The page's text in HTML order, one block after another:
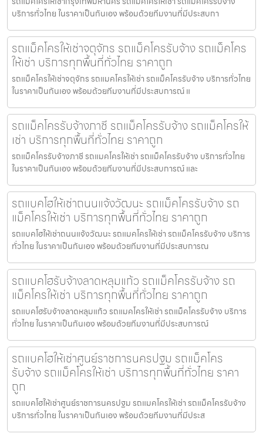
บริการทั่วไทย ในราคาเป็นกันเอง พร้อมด้วยทีมงานที่มีประสบกา
รถแม็คโครให้เช่าจตุจักร รถแม็คโครรับจ้าง รถแม็คโคร
ให้เช่า บริการทุกพื้นที่ทั่วไทย ราคาถูก
รถแม็คโครให้เช่าจตุจักร รถแมคโครให้เช่า รถแม็คโครรับจ้าง บริการทั่วไทย
ในราคาเป็นกันเอง พร้อมด้วยทีมงานที่มีประสบการณ์ แ
รถแม็คโครรับจ้างภาชี รถแม็คโครรับจ้าง รถแม็คโครให้
เช่า บริการทุกพื้นที่ทั่วไทย ราคาถูก
รถแม็คโครรับจ้างภาชี รถแมคโครให้เช่า รถแม็คโครรับจ้าง บริการทั่วไทย
ในราคาเป็นกันเอง พร้อมด้วยทีมงานที่มีประสบการณ์ และ
รถแบคโฮให้เช่าถนนแจ้งวัฒนะ รถแม็คโครรับจ้าง รถ
แม็คโครให้เช่า บริการทุกพื้นที่ทั่วไทย ราคาถูก
รถแบคโฮให้เช่าถนนแจ้งวัฒนะ รถแมคโครให้เช่า รถแม็คโครรับจ้าง บริการ
ทั่วไทย ในราคาเป็นกันเอง พร้อมด้วยทีมงานที่มีประสบการณ
รถแบคโฮรับจ้างลาดหลุมแก้ว รถแม็คโครรับจ้าง รถ
แม็คโครให้เช่า บริการทุกพื้นที่ทั่วไทย ราคาถูก
รถแบคโฮรับจ้างลาดหลุมแก้ว รถแมคโครให้เช่า รถแม็คโครรับจ้าง บริการ
ทั่วไทย ในราคาเป็นกันเอง พร้อมด้วยทีมงานที่มีประสบการณ์
รถแบคโฮให้เช่าศูนย์ราชการนครปฐม รถแม็คโคร
รับจ้าง รถแม็คโครให้เช่า บริการทุกพื้นที่ทั่วไทย ราคา
ถูก
รถแบคโฮให้เช่าศูนย์ราชการนครปฐม รถแมคโครให้เช่า รถแม็คโครรับจ้าง
บริการทั่วไทย ในราคาเป็นกันเอง พร้อมด้วยทีมงานที่มีประส